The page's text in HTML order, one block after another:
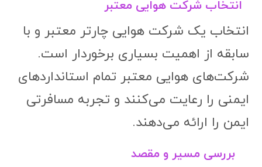
انتخاب شرکت هوایی معتبر
انتخاب یک شرکت هوایی چارتر معتبر و با
سابقه از اهمیت بسیاری برخوردار است.
شرکت‌های هوایی معتبر تمام استانداردهای
ایمنی را رعایت می‌کنند و تجربه مسافرتی
ایمن را ارائه می‌دهند.
بررسی مسیر و مقصد